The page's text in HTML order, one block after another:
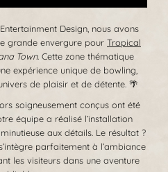
Design, nous avons
grande envergure pour Tropical
Town. Cette zone thématique
expérience unique de bowling,
de plaisir et de détente. 🌴
soigneusement conçus ont été
équipe a réalisé l’installation
aux détails. Le résultat ?
parfaitement à l’ambiance
les visiteurs dans une aventure